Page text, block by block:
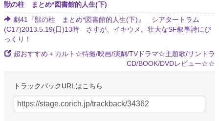
獣の柱 まとめ*図書館的人生(下)
劇41『獣の柱 まとめ*図書館的人生(下)』 シアタートラム
(C17)2013.5.19(日)13時 さすが、イキウメ。壮大なSF叙事詩にび
っくり！
超おすすめ＋カルト☆特撮/映画/演劇/TVドラマ☆主題歌/サントラ
CD/BOOK/DVDレビュー☆☆
トラックバックURLはこちら